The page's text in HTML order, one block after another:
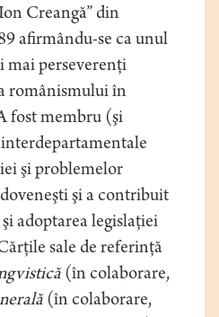
Creangă” din
aﬁrmându-se ca unul
mai perseverenţi
românismului în
fost membru (şi
şi problemelor
şi a contribuit
adoptarea legislaţiei
sale de referinţă
(în colaborare,
(în colaborare,